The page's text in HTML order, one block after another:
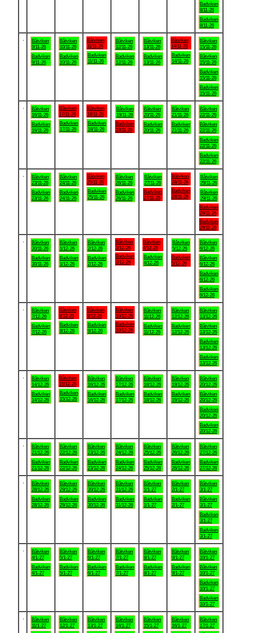
Badviken
8/11-26
Badviken
8/11-26
Båtviken
9/11-26
Badviken
9/11-26
Båtviken
10/11-26
Badviken
10/11-26
Båtviken
11/11-26
Badviken
11/11-26
Båtviken
12/11-26
Badviken
12/11-26
Båtviken
13/11-26
Badviken
13/11-26
Båtviken
14/11-26
Badviken
14/11-26
Båtviken
15/11-26
Båtviken
15/11-26
Badviken
15/11-26
Badviken
15/11-26
Båtviken
16/11-26
Badviken
16/11-26
Båtviken
17/11-26
Badviken
17/11-26
Båtviken
18/11-26
Badviken
18/11-26
Båtviken
19/11-26
Badviken
19/11-26
Båtviken
20/11-26
Badviken
20/11-26
Båtviken
21/11-26
Badviken
21/11-26
Båtviken
22/11-26
Båtviken
22/11-26
Badviken
22/11-26
Badviken
22/11-26
Båtviken
23/11-26
Badviken
23/11-26
Båtviken
24/11-26
Badviken
24/11-26
Båtviken
25/11-26
Badviken
25/11-26
Båtviken
26/11-26
Badviken
26/11-26
Båtviken
27/11-26
Badviken
27/11-26
Båtviken
28/11-26
Badviken
28/11-26
Båtviken
29/11-26
Båtviken
29/11-26
Badviken
29/11-26
Badviken
29/11-26
Båtviken
30/11-26
Badviken
30/11-26
Båtviken
1/12-26
Badviken
1/12-26
Båtviken
2/12-26
Badviken
2/12-26
Båtviken
3/12-26
Badviken
3/12-26
Båtviken
4/12-26
Badviken
4/12-26
Båtviken
5/12-26
Badviken
5/12-26
Båtviken
6/12-26
Båtviken
6/12-26
Badviken
6/12-26
Badviken
6/12-26
Båtviken
7/12-26
Badviken
7/12-26
Båtviken
8/12-26
Badviken
8/12-26
Båtviken
9/12-26
Badviken
9/12-26
Båtviken
10/12-26
Badviken
10/12-26
Båtviken
11/12-26
Badviken
11/12-26
Båtviken
12/12-26
Badviken
12/12-26
Båtviken
13/12-26
Båtviken
13/12-26
Badviken
13/12-26
Badviken
13/12-26
Båtviken
14/12-26
Badviken
14/12-26
Båtviken
15/12-26
Badviken
15/12-26
Båtviken
16/12-26
Badviken
16/12-26
Båtviken
17/12-26
Badviken
17/12-26
Båtviken
18/12-26
Badviken
18/12-26
Båtviken
19/12-26
Badviken
19/12-26
Båtviken
20/12-26
Båtviken
20/12-26
Badviken
20/12-26
Badviken
20/12-26
Båtviken
21/12-26
Badviken
21/12-26
Båtviken
22/12-26
Badviken
22/12-26
Båtviken
23/12-26
Badviken
23/12-26
Båtviken
24/12-26
Badviken
24/12-26
Båtviken
25/12-26
Badviken
25/12-26
Båtviken
26/12-26
Badviken
26/12-26
Båtviken
27/12-26
Badviken
27/12-26
Båtviken
28/12-26
Badviken
28/12-26
Båtviken
29/12-26
Badviken
29/12-26
Båtviken
30/12-26
Badviken
30/12-26
Båtviken
31/12-26
Badviken
31/12-26
Båtviken
1/1-27
Badviken
1/1-27
Båtviken
2/1-27
Badviken
2/1-27
Båtviken
3/1-27
Båtviken
3/1-27
Badviken
3/1-27
Badviken
3/1-27
Båtviken
4/1-27
Badviken
4/1-27
Båtviken
5/1-27
Badviken
5/1-27
Båtviken
6/1-27
Badviken
6/1-27
Båtviken
7/1-27
Badviken
7/1-27
Båtviken
8/1-27
Badviken
8/1-27
Båtviken
9/1-27
Badviken
9/1-27
Båtviken
10/1-27
Båtviken
10/1-27
Badviken
10/1-27
Badviken
10/1-27
Båtviken
11/1-27
Båtviken
12/1-27
Båtviken
13/1-27
Båtviken
14/1-27
Båtviken
15/1-27
Båtviken
16/1-27
Båtviken
17/1-27